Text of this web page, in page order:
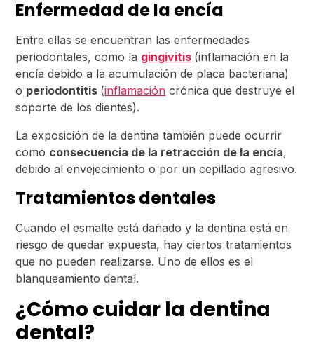
Enfermedad de la encía
Entre ellas se encuentran las enfermedades
periodontales, como la gingivitis (inflamación en la
encía debido a la acumulación de placa bacteriana)
o periodontitis (inflamación crónica que destruye el
soporte de los dientes).
La exposición de la dentina también puede ocurrir
como consecuencia de la retracción de la encía,
debido al envejecimiento o por un cepillado agresivo.
Tratamientos dentales
Cuando el esmalte está dañado y la dentina está en
riesgo de quedar expuesta, hay ciertos tratamientos
que no pueden realizarse. Uno de ellos es el
blanqueamiento dental.
¿Cómo cuidar la dentina
dental?